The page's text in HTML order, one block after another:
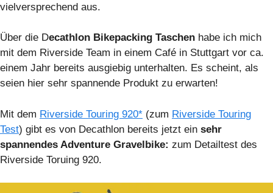
vielversprechend aus.
Über die Decathlon Bikepacking Taschen habe ich mich
mit dem Riverside Team in einem Café in Stuttgart vor ca.
einem Jahr bereits ausgiebig unterhalten. Es scheint, als
seien hier sehr spannende Produkt zu erwarten!
Mit dem Riverside Touring 920* (zum Riverside Touring
Test) gibt es von Decathlon bereits jetzt ein sehr
spannendes Adventure Gravelbike: zum Detailtest des
Riverside Toruing 920.